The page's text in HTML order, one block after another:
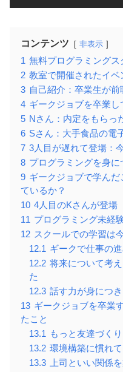
コンテンツ 非表示
1 無料プログラミング
2 教室で開催されたイベ
3 自己紹介：卒業生が
4 ギークジョブを卒業し
5 Nさん：内定をもらっ
6 Sさん：大手食品の電
7 3人目が遅れて登場：
8 プログラミングを身に
9 ギークジョブで学ん
ているか？
10 4人目のKさんが登場
11 プログラミング未経
12 スクールでの学習は
12.1 ギークで仕事の
12.2 将来について考
た
12.3 話す力が身につ
13 ギークジョブを卒業
たこと
13.1 もっと友達づく
13.2 環境構築に慣れ
13.3 上司といい関係